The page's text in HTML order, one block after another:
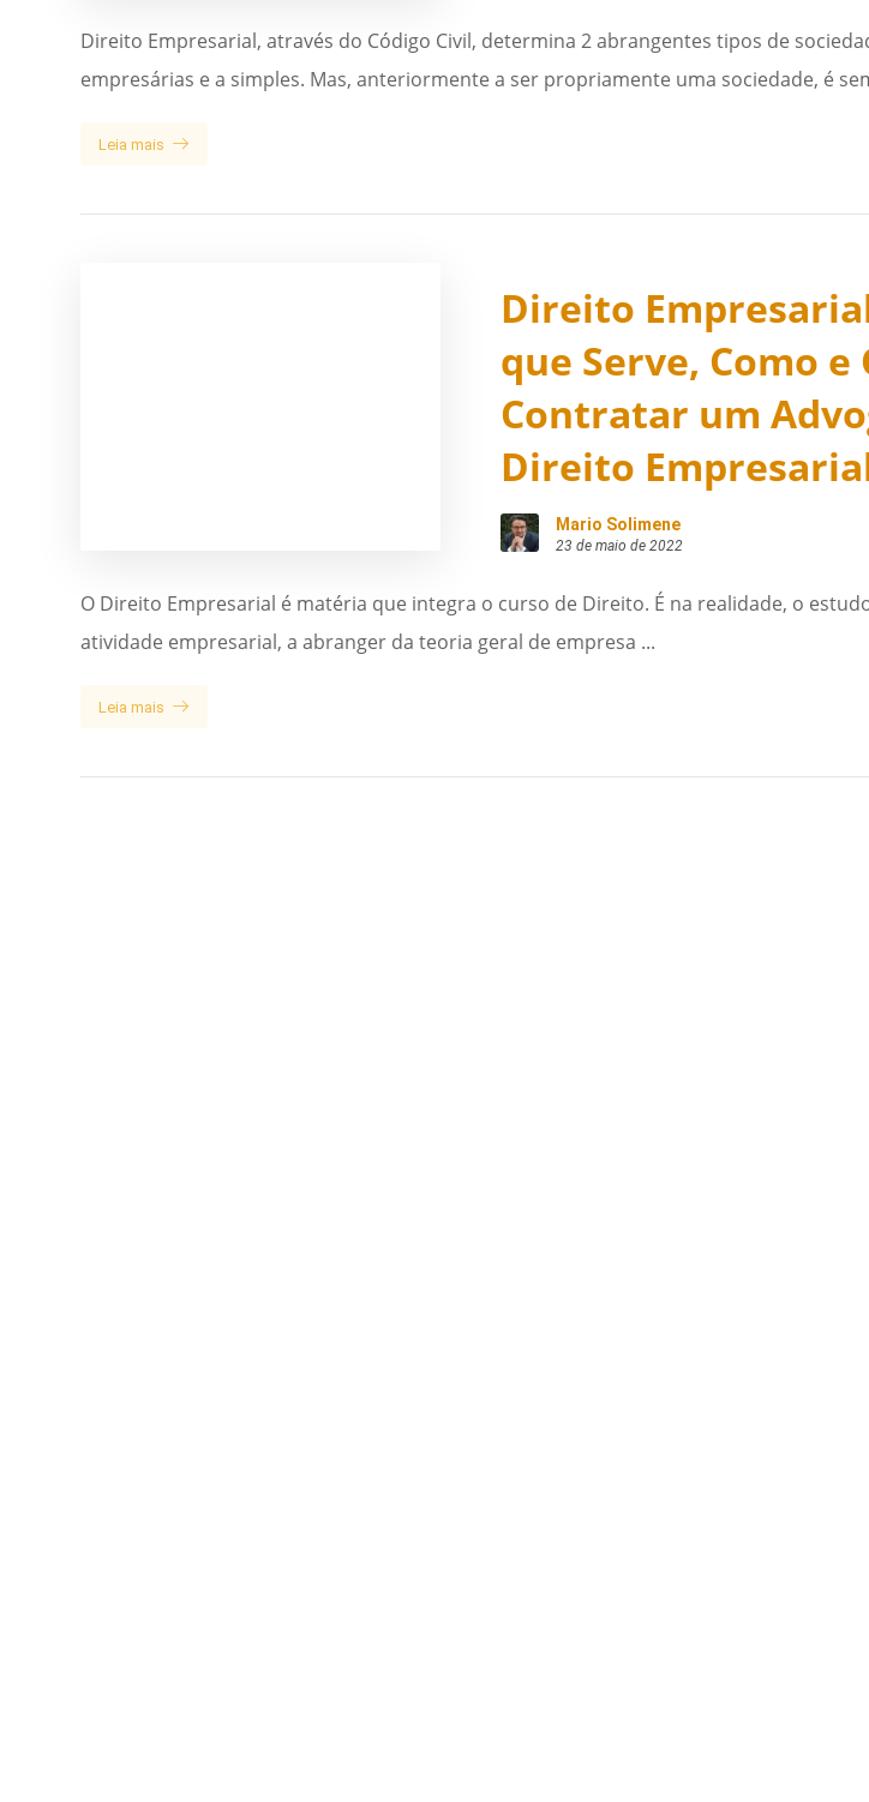
Direito Empresarial, através do Código Civil, determina 2 abrangentes tipos de
empresárias e a simples. Mas, anteriormente a ser propriamente uma sociedade, é
Leia mais
Direito
que Serve, Como e
Contratar um
Direito
Mario Solimene
23 de maio de 2022
O Direito Empresarial é matéria que integra o curso de Direito. É na realidade, o
atividade empresarial, a abranger da teoria geral de empresa ...
Leia mais